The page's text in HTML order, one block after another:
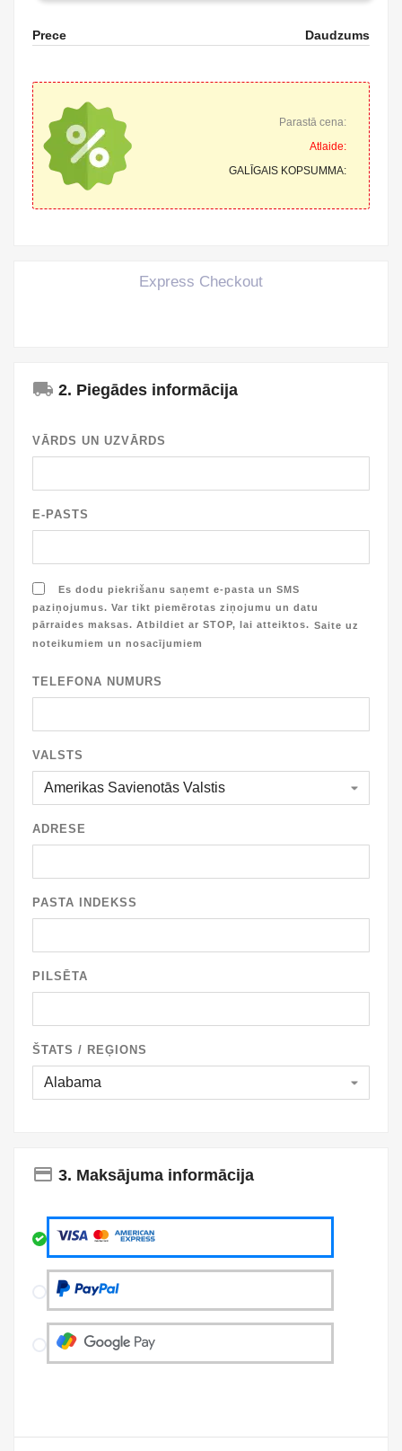
Prece Daudzums
Parastā cena:
Atlaide:
GALĪGAIS KOPSUMMA:
Express Checkout
local_shipping 2. Piegādes informācija
VĀRDS UN UZVĀRDS
E-PASTS
Es dodu piekrišanu saņemt e-pasta un SMS
paziņojumus. Var tikt piemērotas ziņojumu un datu
pārraides maksas. Atbildiet ar STOP, lai atteiktos. Saite uz
noteikumiem un nosacījumiem
TELEFONA NUMURS
VALSTS
ADRESE
PASTA INDEKSS
PILSĒTA
ŠTATS / REĢIONS
payment 3. Maksājuma informācija